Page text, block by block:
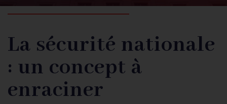
Retour à
Fil
d'Ariane
La sécurité nationale
: un concept à
enraciner